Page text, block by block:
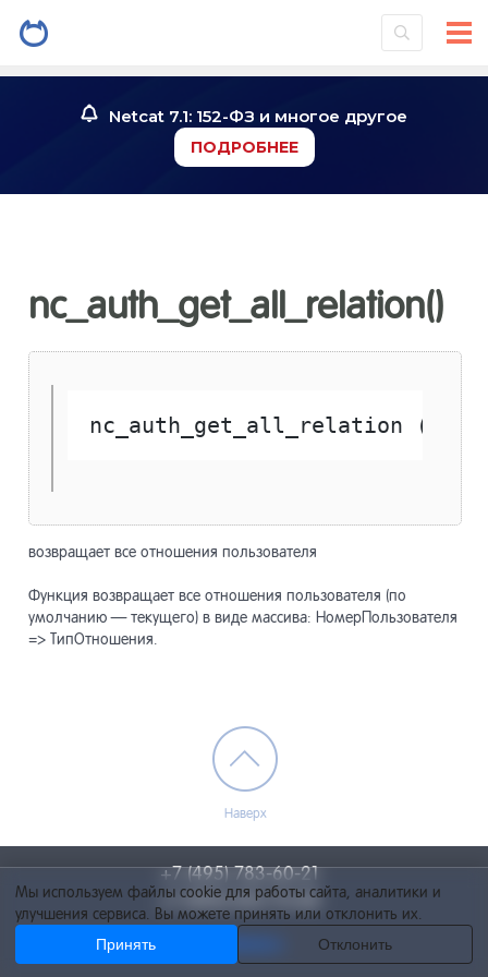
Netcat 7.1: 152-ФЗ и многое другое
ПОДРОБНЕЕ
nc_auth_get_all_relation()
nc_auth_get_all_relation (
возвращает все отношения пользователя
Функция возвращает все отношения пользователя (по
умолчанию — текущего) в виде массива: НомерПользователя
=> ТипОтношения.
Наверх
+7 (495) 783-60-21
+7 (495) 055-73-84
Мы используем файлы cookie для работы сайта, аналитики и
улучшения сервиса. Вы можете принять или отклонить их.
Принять
Отклонить